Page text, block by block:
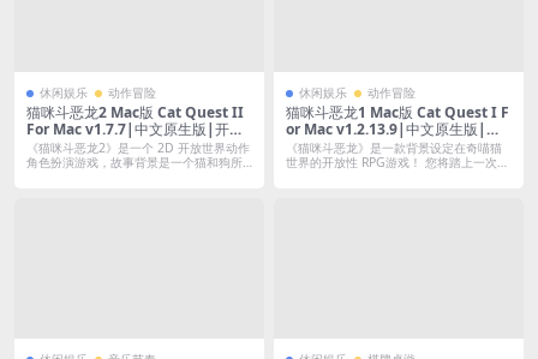
休闲娱乐 动作冒险
猫咪斗恶龙2 Mac版 Cat Quest II
For Mac v1.7.7|中文原生版|开放
世界RPG角色扮演游戏
《猫咪斗恶龙2》是一个 2D 开放世界动作
角色扮演游戏，故事背景是一个猫和狗所
休闲娱乐 动作冒险
猫咪斗恶龙1 Mac版 Cat Quest I F
or Mac v1.2.13.9|中文原生版|开
放世界RPG角色扮演游戏
《猫咪斗恶龙》是一款背景设定在奇喵猫
世界的开放性 RPG游戏！ 您将踏上一次大